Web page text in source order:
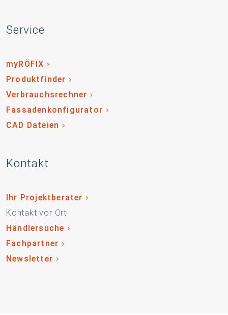
Service
myRÖFIX
Produktfinder
Verbrauchsrechner
Fassadenkonfigurator
CAD Dateien
Kontakt
Ihr Projektberater
Kontakt vor Ort
Händlersuche
Fachpartner
Newsletter